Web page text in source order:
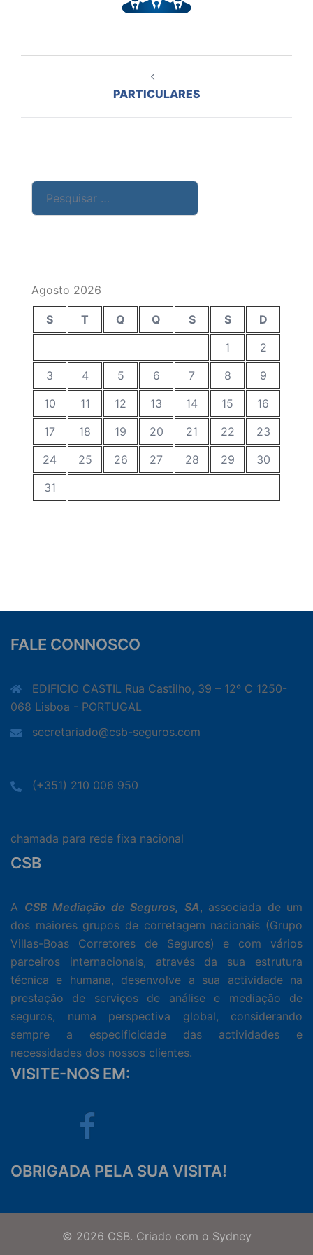
PARTICULARES
Pesquisar
Agosto 2026
S T Q Q S S
D
1
2
3
4 5 6 7 8
9
10
11 12 13 14 15
16
17
18 19 20 21 22
23
24
25 26 27 28 29
30
31
FALE CONNOSCO
EDIFICIO CASTIL Rua Castilho, 39 – 12º C 1250-
068 Lisboa - PORTUGAL
secretariado@csb-seguros.com
(+351) 210 006 950
chamada para rede fixa nacional
CSB
A CSB Mediação de Seguros, SA, associada de um
dos maiores grupos de corretagem nacionais (Grupo
Villas-Boas Corretores de Seguros) e com vários
parceiros internacionais, através da sua estrutura
técnica e humana, desenvolve a sua actividade na
prestação de serviços de análise e mediação de
seguros, numa perspectiva global, considerando
sempre a especificidade das actividades e
necessidades dos nossos clientes.
VISITE-NOS EM:
OBRIGADA PELA SUA VISITA!
© 2026 CSB. Criado com o Sydney